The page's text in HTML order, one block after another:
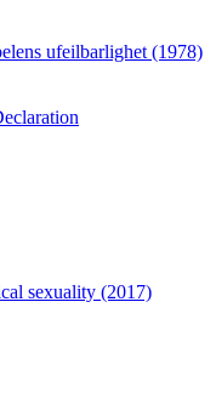
ufeilbarlighet (1978)
sexuality (2017)